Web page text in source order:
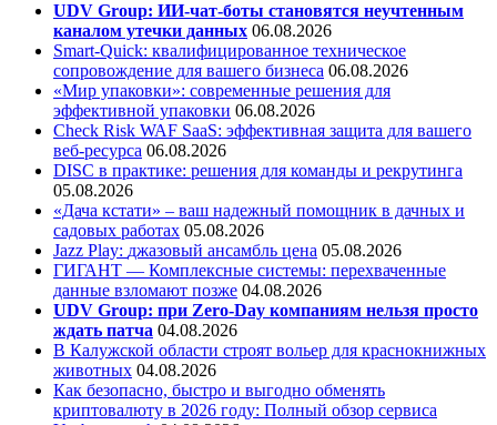
UDV Group: ИИ-чат-боты становятся неучтенным
каналом утечки данных 06.08.2026
Smart-Quick: квалифицированное техническое
сопровождение для вашего бизнеса 06.08.2026
«Мир упаковки»: современные решения для
эффективной упаковки 06.08.2026
Check Risk WAF SaaS: эффективная защита для вашего
веб-ресурса 06.08.2026
DISC в практике: решения для команды и рекрутинга
05.08.2026
«Дача кстати» – ваш надежный помощник в дачных и
садовых работах 05.08.2026
Jazz Play: джазовый ансамбль цена 05.08.2026
ГИГАНТ — Комплексные системы: перехваченные
данные взломают позже 04.08.2026
UDV Group: при Zero-Day компаниям нельзя просто
ждать патча 04.08.2026
В Калужской области строят вольер для краснокнижных
животных 04.08.2026
Как безопасно, быстро и выгодно обменять
криптовалюту в 2026 году: Полный обзор сервиса